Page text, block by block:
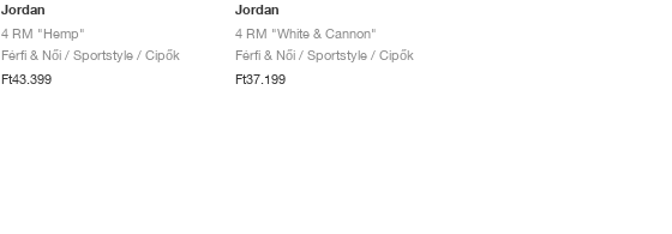
Jordan
4 RM "Hemp"
Férfi & Női / Sportstyle / Cipők
Ft43.399
Jordan
4 RM "White & Cannon"
Férfi & Női / Sportstyle / Cipők
Ft37.199